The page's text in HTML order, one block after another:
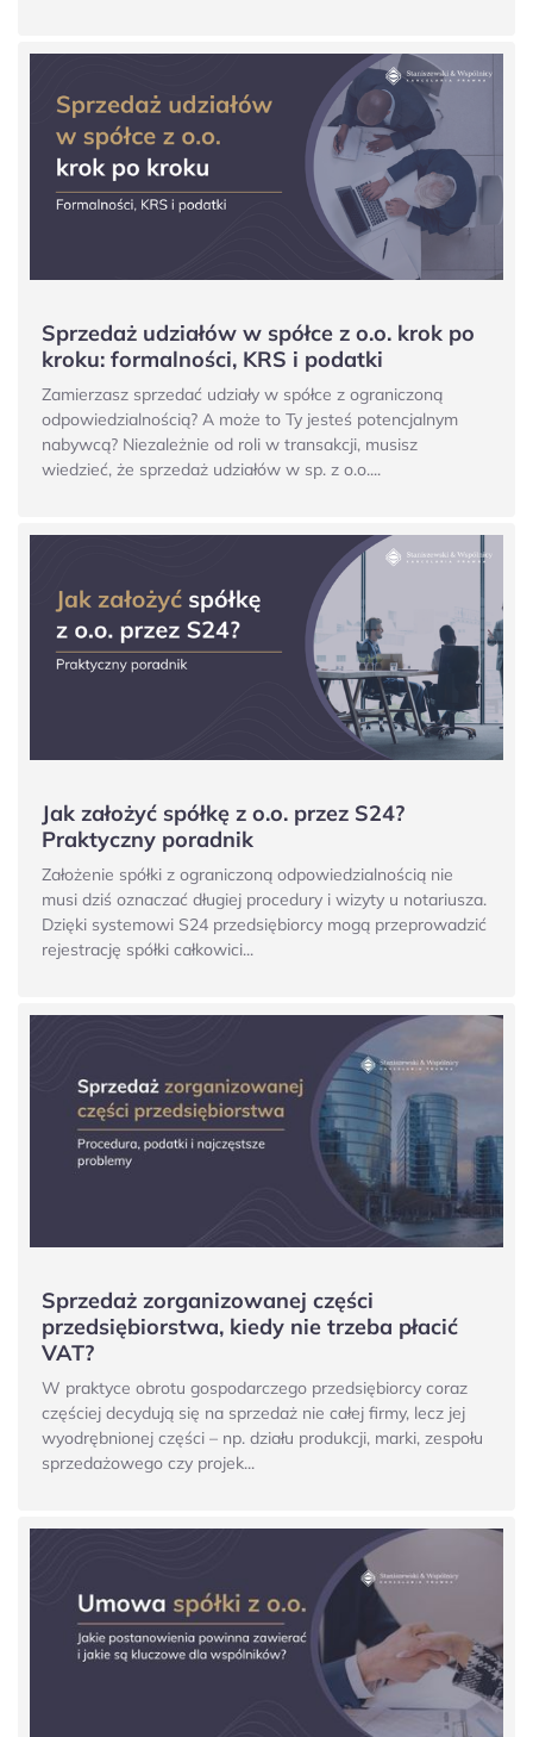
Sprzedaż udziałów w spółce z o.o. krok po
kroku: formalności, KRS i podatki
Zamierzasz sprzedać udziały w spółce z ograniczoną
odpowiedzialnością? A może to Ty jesteś potencjalnym
nabywcą? Niezależnie od roli w transakcji, musisz
wiedzieć, że sprzedaż udziałów w sp. z o.o....
Jak założyć spółkę z o.o. przez S24?
Praktyczny poradnik
Założenie spółki z ograniczoną odpowiedzialnością nie
musi dziś oznaczać długiej procedury i wizyty u notariusza.
Dzięki systemowi S24 przedsiębiorcy mogą przeprowadzić
rejestrację spółki całkowici...
Sprzedaż zorganizowanej części
przedsiębiorstwa, kiedy nie trzeba płacić
VAT?
W praktyce obrotu gospodarczego przedsiębiorcy coraz
częściej decydują się na sprzedaż nie całej firmy, lecz jej
wyodrębnionej części – np. działu produkcji, marki, zespołu
sprzedażowego czy projek...